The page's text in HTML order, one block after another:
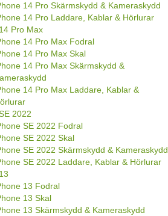
14 Pro Skärmskydd & Kameraskydd
14 Pro Laddare, Kablar & Hörlurar
Pro Max
14 Pro Max Fodral
14 Pro Max Skal
14 Pro Max Skärmskydd &
14 Pro Max Laddare, Kablar &
2022
SE 2022 Fodral
SE 2022 Skal
SE 2022 Skärmskydd & Kameraskydd
SE 2022 Laddare, Kablar & Hörlurar
13 Fodral
13 Skal
13 Skärmskydd & Kameraskydd